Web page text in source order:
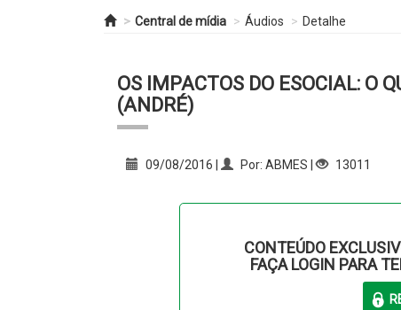
Central de mídia Áudios Detalhe
OS IMPACTOS DO ESOCIAL: O
(ANDRÉ)
09/08/2016 | Por: ABMES | 13011
CONTEÚDO
FAÇA LOGIN PARA